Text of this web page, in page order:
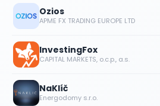
Ozios
APME FX TRADING EUROPE LTD
InvestingFox
CAPITAL MARKETS, o.c.p., a.s.
NaKlíč
Energodomy s.r.o.